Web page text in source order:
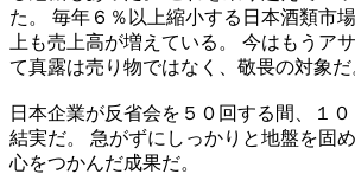
た。 毎年６％以上縮小する日本酒類市
上も売上高が増えている。 今はもうア
て真露は売り物ではなく、敬畏の対象だ
日本企業が反省会を５０回する間、１
結実だ。 急がずにしっかりと地盤を固
心をつかんだ成果だ。